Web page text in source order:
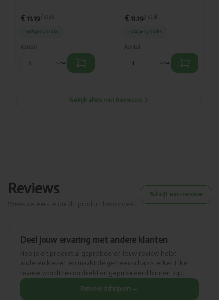
€ 11,19/ stuk
-10%per 3 stuks
Aantal
€ 11,19/ stuk
-10%per 3 stuks
Aantal
Bekijk alles van Benecos
Reviews Schrijf een review
Deel jouw ervaring met andere klanten
Heb je dit product al geprobeerd? Jouw review helpt
anderen kiezen en maakt de gemeenschap sterker. Elke
review wordt beoordeeld en gepubliceerd binnen 24u.
Review schrijven →